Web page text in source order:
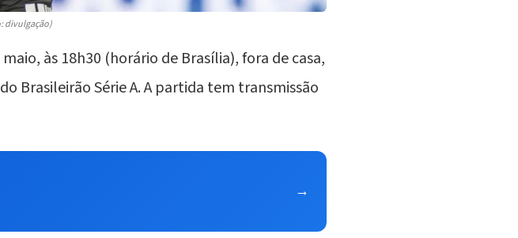
divulgação)
às 18h30 (horário de Brasília), fora de casa,
Brasileirão Série A. A partida tem transmissão
→